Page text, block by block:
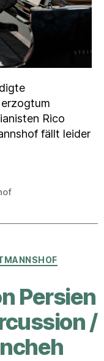
Rico
fällt leider
Persien
/